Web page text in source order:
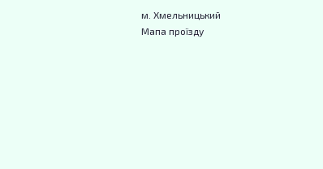
м. Хмельницький
Мапа проїзду